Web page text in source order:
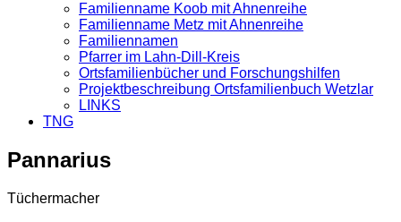
Familienname Koob mit Ahnenreihe
Familienname Metz mit Ahnenreihe
Familiennamen
Pfarrer im Lahn-Dill-Kreis
Ortsfamilienbücher und Forschungshilfen
Projektbeschreibung Ortsfamilienbuch Wetzlar
LINKS
TNG
Pannarius
Tüchermacher